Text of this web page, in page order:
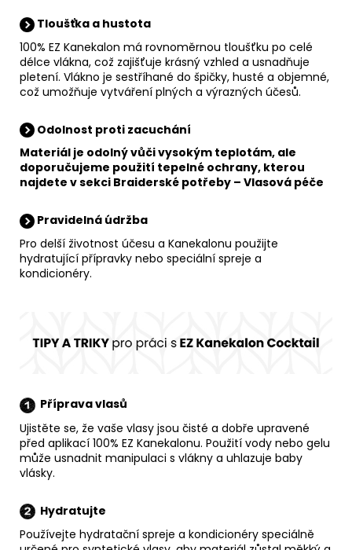
Tloušťka a hustota
100% EZ Kanekalon má rovnoměrnou tloušťku po celé
délce vlákna, což zajišťuje krásný vzhled a usnadňuje
pletení. Vlákno je sestříhané do špičky, husté a objemné,
což umožňuje vytváření plných a výrazných účesů.
Odolnost proti zacuchání
Materiál je odolný vůči vysokým teplotám, ale
doporučujeme použití tepelné ochrany, kterou
najdete v sekci Braiderské potřeby – Vlasová péče
Pravidelná údržba
Pro delší životnost účesu a Kanekalonu použijte
hydratující přípravky nebo speciální spreje a
kondicionéry.
Příprava vlasů
Ujistěte se, že vaše vlasy jsou čisté a dobře upravené
před aplikací 100% EZ Kanekalonu. Použití vody nebo gelu
může usnadnit manipulaci s vlákny a uhlazuje baby
vlásky.
Hydratujte
Používejte hydratační spreje a kondicionéry speciálně